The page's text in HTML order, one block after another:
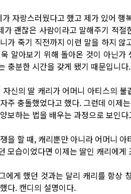
자랑스러웠다고 했고 제가 있어
가 괜찮은 사람이라고 말해주기 적
가 죽기 직전까지 이런 말을 하지
알아보기 위해 돌아온 것이 아닌
충분한 시간을 갖게 됐기 때문입니다
신의 딸 캐리가 어머니 아티스의
주 충돌했었다고 했다. 그런데 이제
보하는 법을 배우는 과정으로 보인
을 할 때, 캐리뿐만 아니라 어머니
모습이었다면 이제는 딸인 캐리에
에게 했던 것과는 달리 캐리를 항상
다. 캔디의 설명이다.